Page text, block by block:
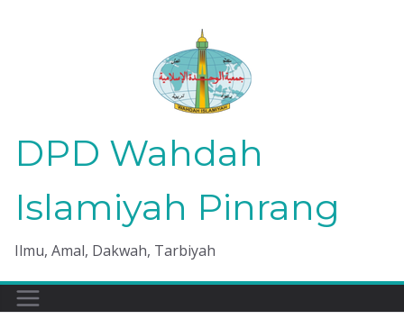
DPD Wahdah
Islamiyah Pinrang
Ilmu, Amal, Dakwah, Tarbiyah